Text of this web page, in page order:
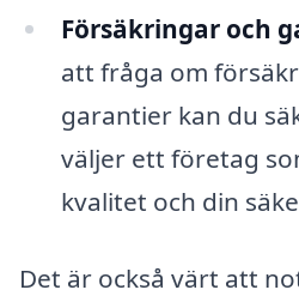
Försäkringar och
att fråga om
garantier kan du
väljer ett företag
kvalitet och din
Det är också värt att